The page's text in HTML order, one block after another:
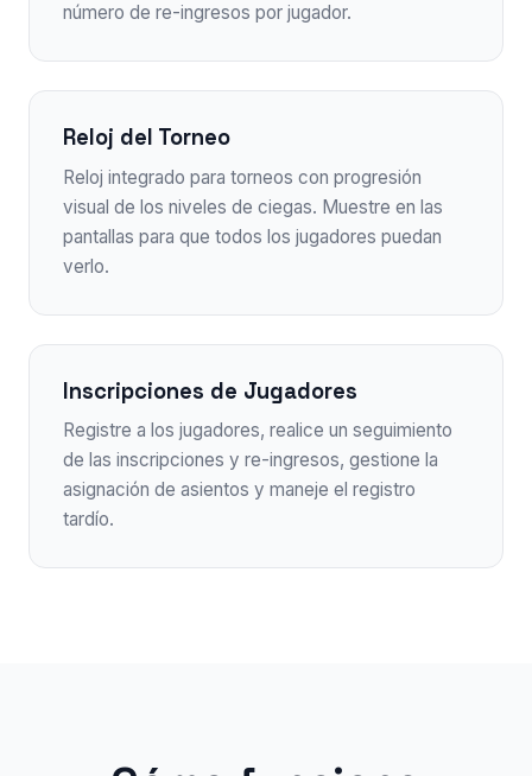
número de re-ingresos por jugador.
Reloj del Torneo
Reloj integrado para torneos con progresión
visual de los niveles de ciegas. Muestre en las
pantallas para que todos los jugadores puedan
verlo.
Inscripciones de Jugadores
Registre a los jugadores, realice un seguimiento
de las inscripciones y re-ingresos, gestione la
asignación de asientos y maneje el registro
tardío.